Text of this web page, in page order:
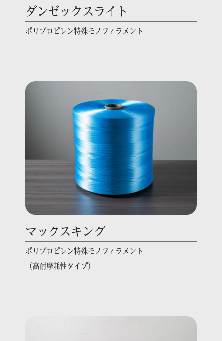
ダンゼックスライト
ポリプロピレン特殊モノフィラメント
マックスキング
ポリプロピレン特殊モノフィラメント
（高耐摩耗性タイプ）